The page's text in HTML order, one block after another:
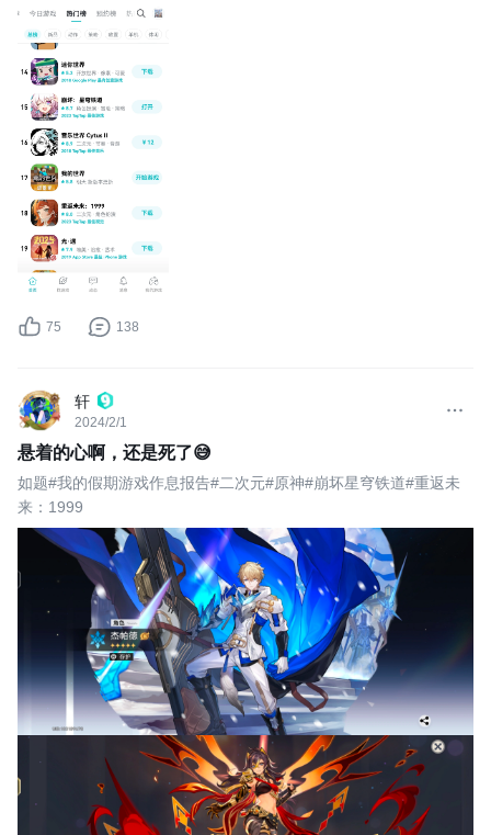
75 138
轩
2024/2/1
悬着的心啊，还是死了😅
如题#我的假期游戏作息报告#二次元#原神#崩坏星穹铁道#重返未
来：1999